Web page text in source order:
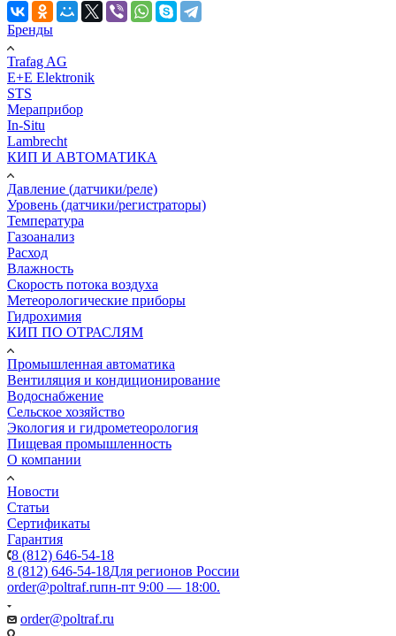
Бренды
Trafag AG
E+E Elektronik
STS
Мераприбор
In-Situ
Lambrecht
КИП И АВТОМАТИКА
Давление (датчики/реле)
Уровень (датчики/регистраторы)
Температура
Газоанализ
Расход
Влажность
Скорость потока воздуха
Метеорологические приборы
Гидрохимия
КИП ПО ОТРАСЛЯМ
Промышленная автоматика
Вентиляция и кондиционирование
Водоснабжение
Сельское хозяйство
Экология и гидрометеорология
Пищевая промышленность
О компании
Новости
Статьи
Сертификаты
Гарантия
8 (812) 646-54-18
8 (812) 646-54-18Для регионов России
order@poltraf.ruпн-пт 9:00 — 18:00.
order@poltraf.ru